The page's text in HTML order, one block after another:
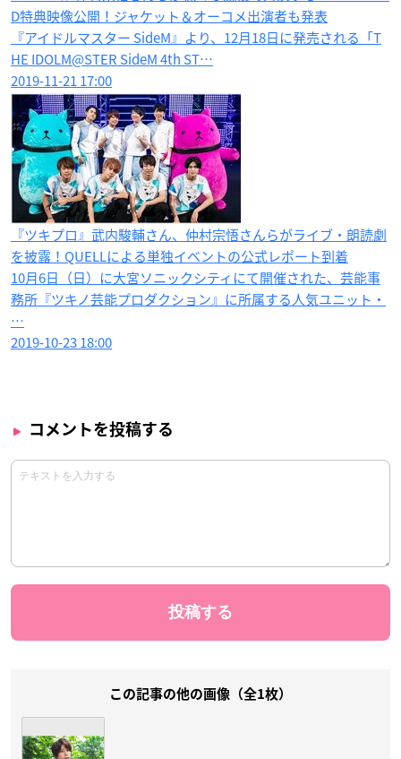
D特典映像公開！ジャケット＆オーコメ出演者も発表
『アイドルマスター SideM』より、12月18日に発売される「T
HE IDOLM@STER SideM 4th ST…
2019-11-21 17:00
『ツキプロ』武内駿輔さん、仲村宗悟さんらがライブ・朗読劇
を披露！QUELLによる単独イベントの公式レポート到着
10月6日（日）に大宮ソニックシティにて開催された、芸能事
務所『ツキノ芸能プロダクション』に所属する人気ユニット・
…
2019-10-23 18:00
コメントを投稿する
この記事の他の画像（全1枚）